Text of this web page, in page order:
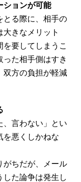
ションが可能
とる際に、相手の
きなメリット
要してしまうこ
った相手側はすき
双方の負担が軽減
、言わない」とい
を悪くしかねな
がちだが、メール
した論争は発生し